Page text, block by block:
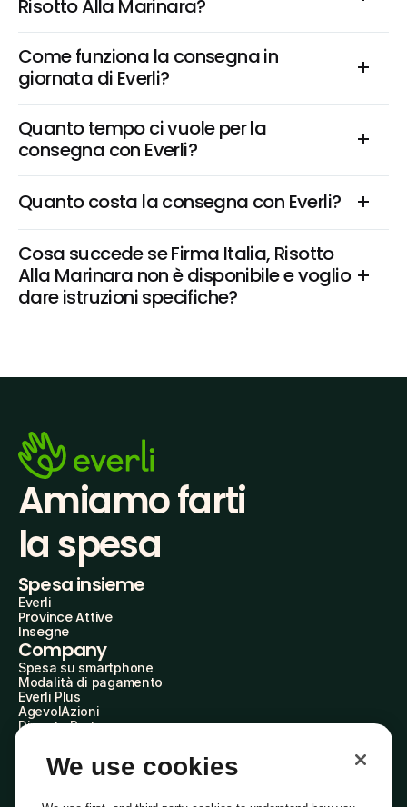
Risotto Alla Marinara?
Come funziona la consegna in
giornata di Everli?
Quanto tempo ci vuole per la
consegna con Everli?
Quanto costa la consegna con Everli?
Cosa succede se Firma Italia, Risotto
Alla Marinara non è disponibile e voglio
dare istruzioni specifiche?
Amiamo farti
la spesa
Spesa insieme
Everli
Province Attive
Insegne
Company
Spesa su smartphone
Modalità di pagamento
Everli Plus
AgevolAzioni
Diventa Partner
Everli Shoppers
About Us
We use cookies